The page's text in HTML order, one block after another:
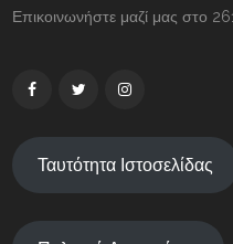
Επικοινωνήστε μαζί μας στο
Ταυτότητα Ιστοσελίδας